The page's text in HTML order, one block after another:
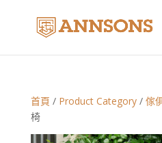
首頁 / Product Category/ 傢
椅